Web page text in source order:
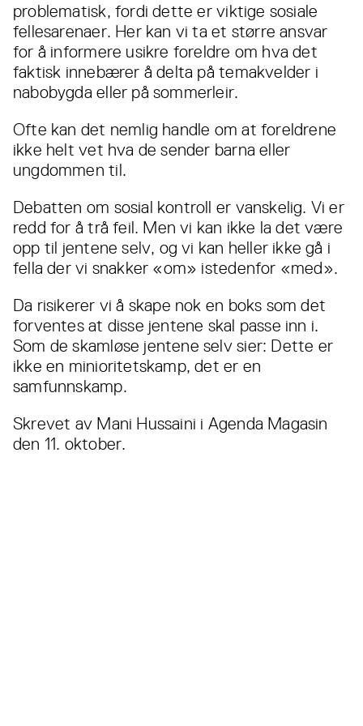
problematisk, fordi dette er viktige sosiale
fellesarenaer. Her kan vi ta et større ansvar
for å informere usikre foreldre om hva det
faktisk innebærer å delta på temakvelder i
nabobygda eller på sommerleir.
Ofte kan det nemlig handle om at foreldrene
ikke helt vet hva de sender barna eller
ungdommen til.
Debatten om sosial kontroll er vanskelig. Vi er
redd for å trå feil. Men vi kan ikke la det være
opp til jentene selv, og vi kan heller ikke gå i
fella der vi snakker «om» istedenfor «med».
Da risikerer vi å skape nok en boks som det
forventes at disse jentene skal passe inn i.
Som de skamløse jentene selv sier: Dette er
ikke en minioritetskamp, det er en
samfunnskamp.
Skrevet av Mani Hussaini i Agenda Magasin
den 11. oktober.